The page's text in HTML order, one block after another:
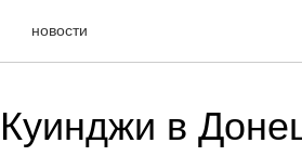
новости
в